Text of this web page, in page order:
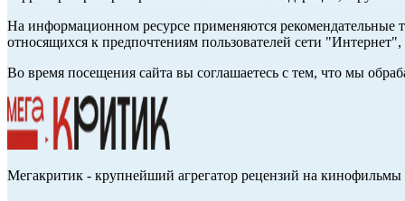
На информационном ресурсе применяются рекомендательные
относящихся к предпочтениям пользователей сети
Во время посещения сайта вы соглашаетесь с тем, что мы
Мегакритик - крупнейший агрегатор рецензий на кинофильмы